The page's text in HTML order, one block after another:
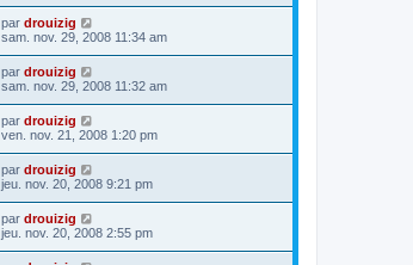
par drouizig
sam. nov. 29, 2008 11:34 am
par drouizig
sam. nov. 29, 2008 11:32 am
par drouizig
ven. nov. 21, 2008 1:20 pm
par drouizig
jeu. nov. 20, 2008 9:21 pm
par drouizig
jeu. nov. 20, 2008 2:55 pm